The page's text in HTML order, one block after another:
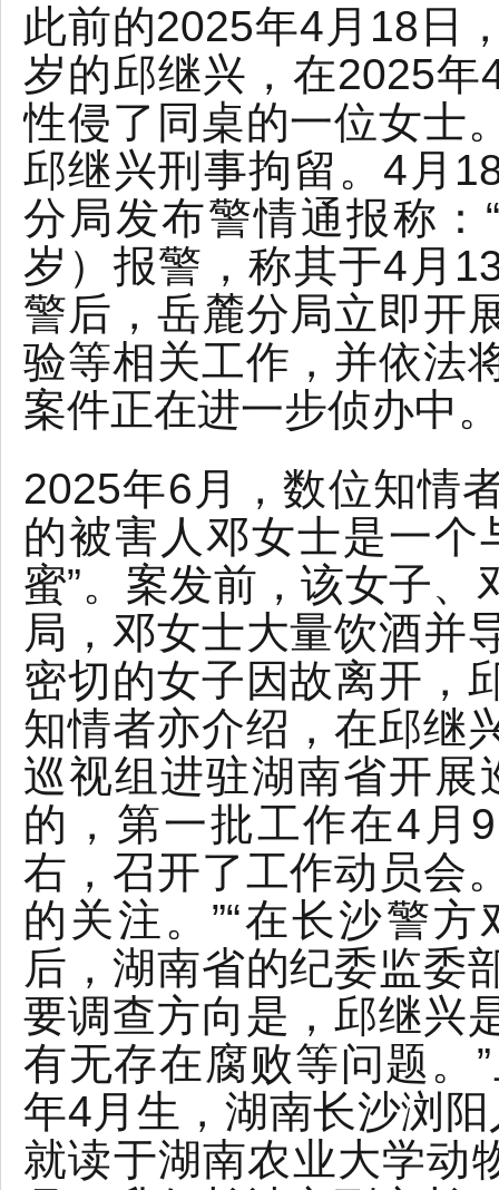
此前的2025年4月18日
岁的邱继兴，在2025
性侵了同桌的一位女士
邱继兴刑事拘留。4月
分局发布警情通报称
岁）报警，称其于4月
警后，岳麓分局立即开
验等相关工作，并依法
案件正在进一步侦办中
2025年6月，数位知情
的被害人邓女士是一个
蜜”。案发前，该女子
局，邓女士大量饮酒并
密切的女子因故离开，
知情者亦介绍，在邱继
巡视组进驻湖南省开展
的，第一批工作在4月
右，召开了工作动员会
的关注。”“在长沙警
后，湖南省的纪委监委
要调查方向是，邱继兴
有无存在腐败等问题。
年4月生，湖南长沙浏
就读于湖南农业大学动